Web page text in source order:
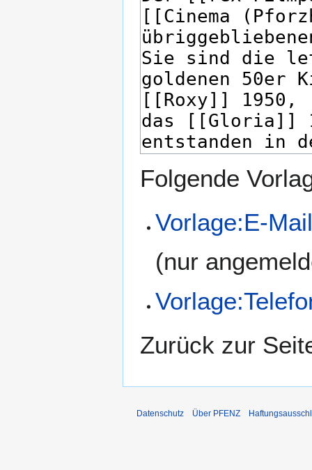
Folgende
Vorlage:E-
(nur
Zurück zur
Datenschutz Über PFENZ